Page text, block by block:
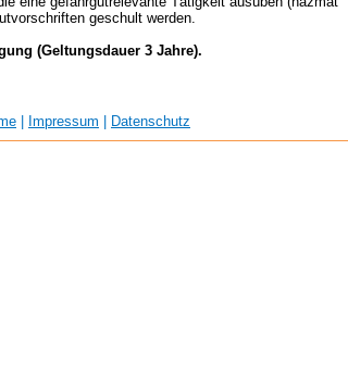
geschult werden.
(Geltungsdauer 3 Jahre).
| Impressum | Datenschutz